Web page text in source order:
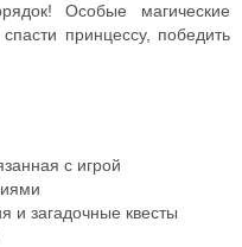
Особые магические
принцессу, победить
с игрой
и загадочные квесты